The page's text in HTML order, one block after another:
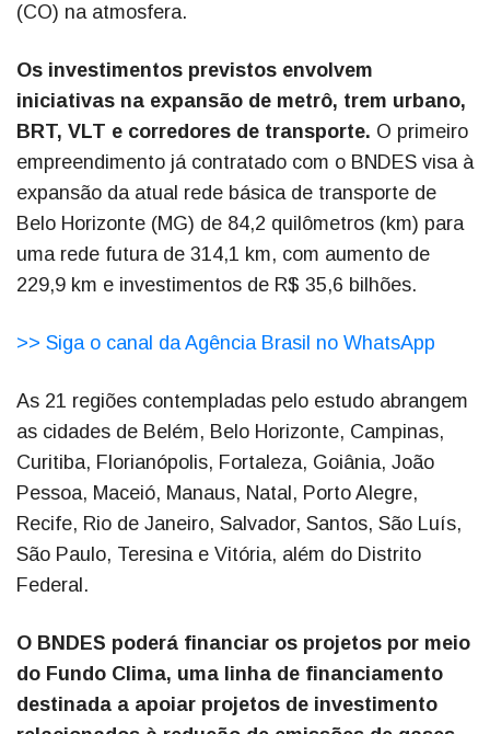
(CO) na atmosfera.
Os investimentos previstos envolvem
iniciativas na expansão de metrô, trem urbano,
BRT, VLT e corredores de transporte. O primeiro
empreendimento já contratado com o BNDES visa à
expansão da atual rede básica de transporte de
Belo Horizonte (MG) de 84,2 quilômetros (km) para
uma rede futura de 314,1 km, com aumento de
229,9 km e investimentos de R$ 35,6 bilhões.
>> Siga o canal da Agência Brasil no WhatsApp
As 21 regiões contempladas pelo estudo abrangem
as cidades de Belém, Belo Horizonte, Campinas,
Curitiba, Florianópolis, Fortaleza, Goiânia, João
Pessoa, Maceió, Manaus, Natal, Porto Alegre,
Recife, Rio de Janeiro, Salvador, Santos, São Luís,
São Paulo, Teresina e Vitória, além do Distrito
Federal.
O BNDES poderá financiar os projetos por meio
do Fundo Clima, uma linha de financiamento
destinada a apoiar projetos de investimento